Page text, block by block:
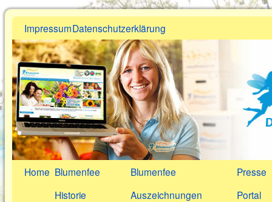
ImpressumDatenschutzerklärung
Home Blumenfee
Historie
Blumenfee
Auszeichnungen
Presse
Portal